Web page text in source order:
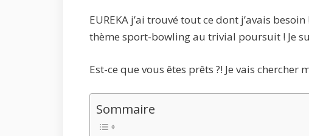
EUREKA j’ai trouvé tout ce dont j’avais
thème sport-bowling au trivial poursuit ! Je
Est-ce que vous êtes prêts ?! Je vais chercher
Sommaire